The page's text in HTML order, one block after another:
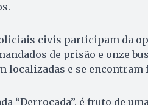
civis participam da
de prisão e onze
localizadas e se encontram
“Derrocada”, é fruto de